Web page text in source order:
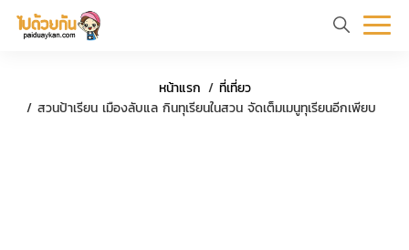
แรกท่อง เที่ยวอย่าง
หน้าแรก
ที่เที่ยว
สวนป้าเรียน เมืองลับแล กินทุเรียนในสวน จัดเต็มเมนูทุเรียนอีกเพียบ